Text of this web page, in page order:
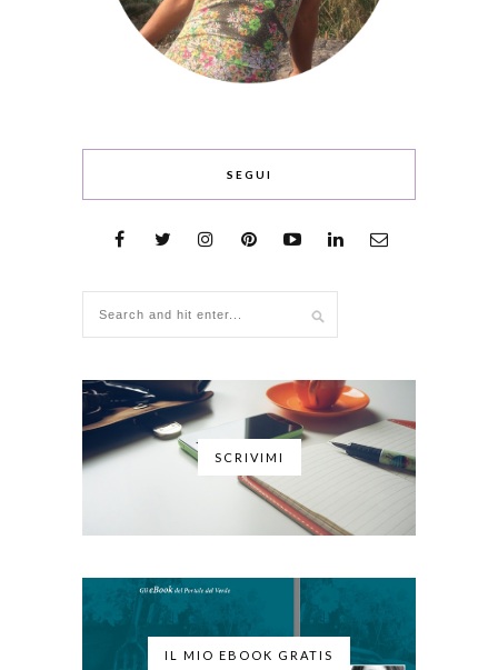
SEGUI
SCRIVIMI
IL MIO EBOOK GRATIS